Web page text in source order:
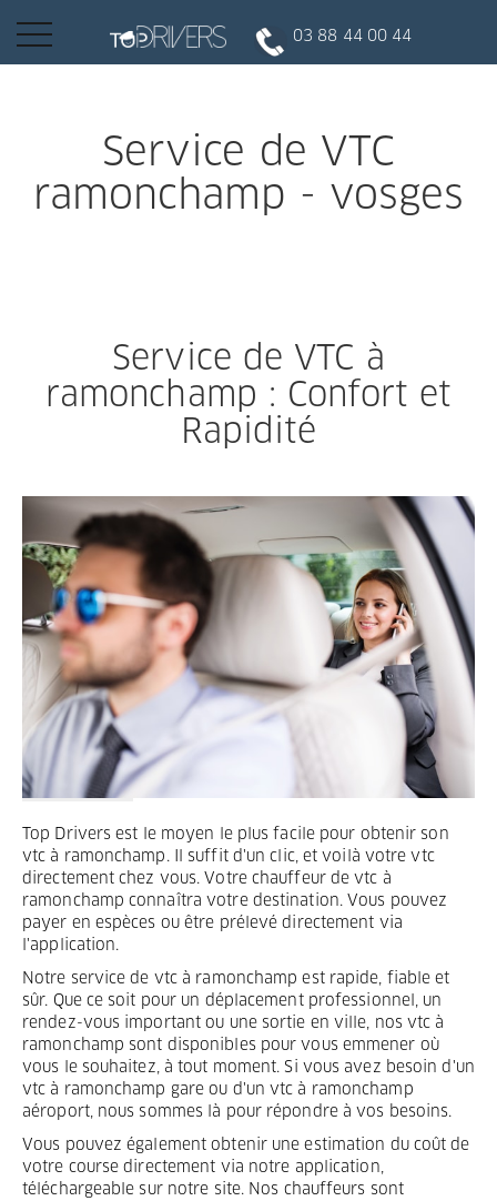
INSCRIPTION CLIENT
Politique de confidentialité
Termes et Conditions
Mentions légales
Privacy
Basculer
03 88 44 00 44
Service de VTC
ramonchamp - vosges
Service de VTC à
ramonchamp : Confort et
Rapidité
Top Drivers est le moyen le plus facile pour obtenir son
vtc à ramonchamp. Il suffit d'un clic, et voilà votre vtc
directement chez vous. Votre chauffeur de vtc à
ramonchamp connaîtra votre destination. Vous pouvez
payer en espèces ou être prélevé directement via
l'application.
Notre service de vtc à ramonchamp est rapide, fiable et
sûr. Que ce soit pour un déplacement professionnel, un
rendez-vous important ou une sortie en ville, nos vtc à
ramonchamp sont disponibles pour vous emmener où
vous le souhaitez, à tout moment. Si vous avez besoin d'un
vtc à ramonchamp gare ou d'un vtc à ramonchamp
aéroport, nous sommes là pour répondre à vos besoins.
Vous pouvez également obtenir une estimation du coût de
votre course directement via notre application,
téléchargeable sur notre site. Nos chauffeurs sont